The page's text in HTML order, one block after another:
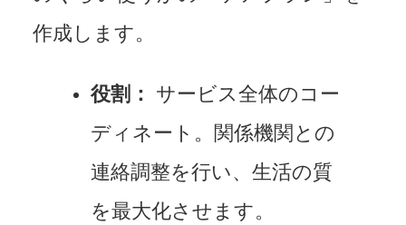
作成します。
役割：
サービス全体のコー
ディネート。関係機関との
連絡調整を行い、生活の質
を最大化させます。